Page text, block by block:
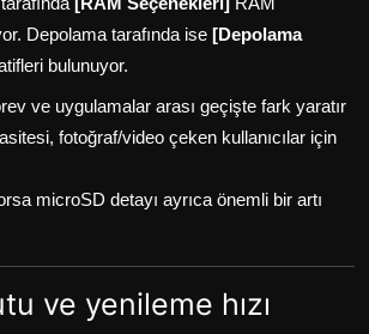
Depolama tarafında ise [Depolama
bulunuyor.
ve uygulamalar arası geçişte fark yaratır
fotoğraf/video çeken kullanıcılar için
microSD detayı ayrıca önemli bir artı
ve yenileme hızı